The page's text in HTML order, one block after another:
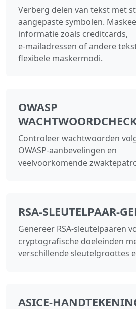
Verberg delen van tekst met
aangepaste symbolen.
informatie zoals creditcards,
e‑mailadressen of andere
flexibele maskermodi.
OWASP
Controleer wachtwoorden
OWASP-aanbevelingen en
veelvoorkomende
Genereer RSA‑sleutelpaaren
cryptografische doeleinden
verschillende sleutelgroottes